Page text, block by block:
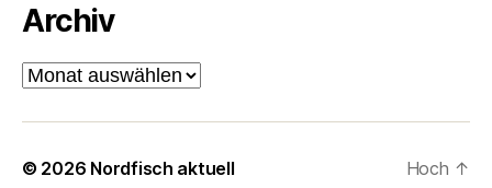
Archiv
Archiv
© 2026 Nordfisch aktuell Hoch ↑